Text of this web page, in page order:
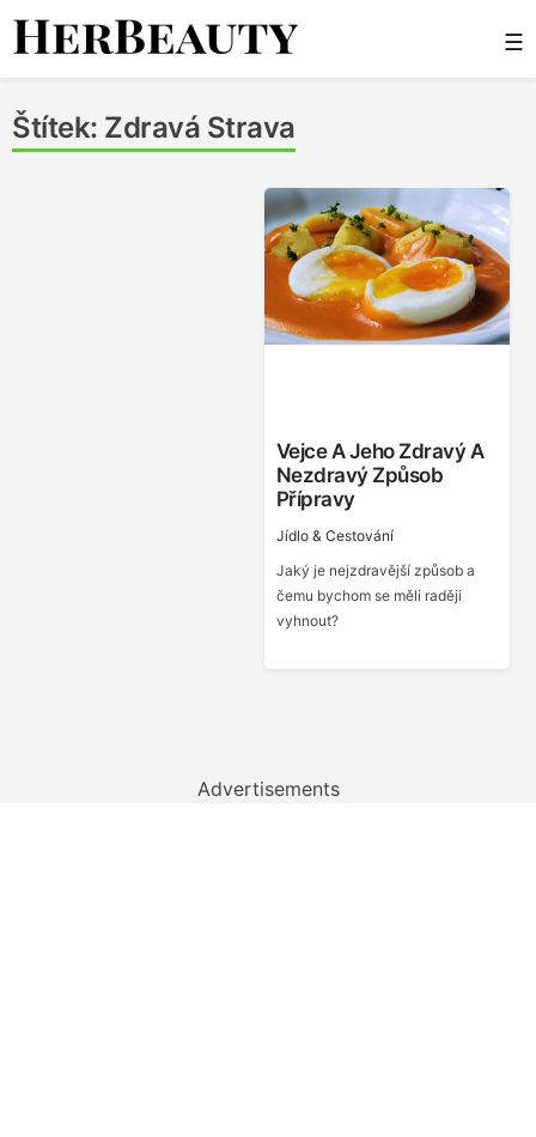
Skip
☰
Štítek: Zdravá Strava
Vejce A Jeho Zdravý A
Nezdravý Způsob
Přípravy
Jídlo & Cestování
Jaký je nejzdravější způsob a
čemu bychom se měli raději
vyhnout?
Advertisements